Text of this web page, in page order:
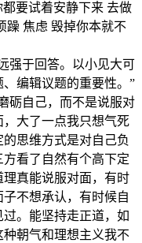
要试着安静下来 去做
躁 焦虑 毁掉你本就不
强于回答。以小见大可
编辑议题的重要性。”
砺自己，而不是说服对
大了一点我只想气死
思维方式是对自己负
看了自然有个高下定
真能说服对面，有时
不想承认，有时候自
。能坚持走正道，如
朝气和理想主义我不